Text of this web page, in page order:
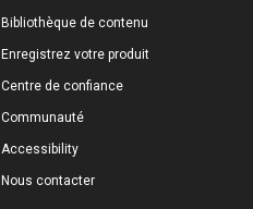
Bibliothèque de contenu
Enregistrez votre produit
Centre de confiance
Communauté
Accessibility
Nous contacter